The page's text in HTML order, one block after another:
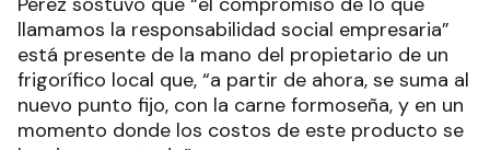
llamamos la responsabilidad social empresaria”
está presente de la mano del propietario de un
frigorífico local que, “a partir de ahora, se suma al
nuevo punto fijo, con la carne formoseña, y en un
momento donde los costos de este producto se